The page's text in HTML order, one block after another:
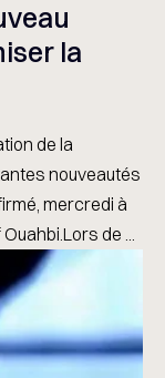
la
de la
nouveautés
mercredi à
de ...